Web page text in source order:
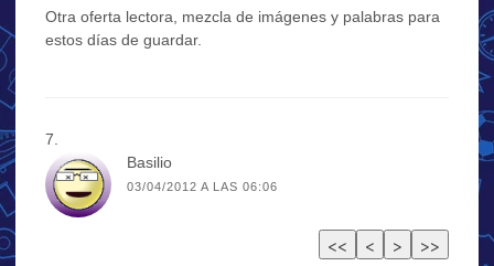
Otra oferta lectora, mezcla de imágenes y palabras para
estos días de guardar.
Basilio
03/04/2012 A LAS 06:06